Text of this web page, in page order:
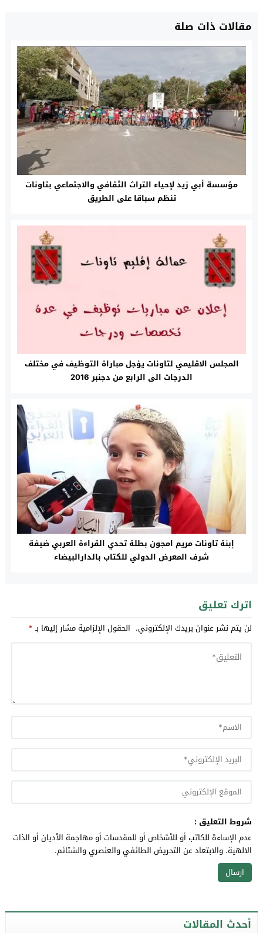
مقالات ذات صلة
مؤسسة أبي زيد لإحياء التراث الثقافي والاجتماعي بتاونات
تنظم سباقا على الطريق‎
المجلس الاقليمي لتاونات يؤجل مباراة التوظيف في مختلف
الدرجات الى الرابع من دجنبر 2016
إبنة تاونات مريم امجون بطلة تحدي القراءة العربي ضيفة
شرف المعرض الدولي للكتاب بالدارالبيضاء
اترك تعليق
لن يتم نشر عنوان بريدك الإلكتروني. الحقول الإلزامية مشار إليها بـ*
شروط التعليق :
عدم الإساءة للكاتب أو للأشخاص أو للمقدسات أو مهاجمة الأديان أو الذات
الالهية. والابتعاد عن التحريض الطائفي والعنصري والشتائم.
أحدث المقالات